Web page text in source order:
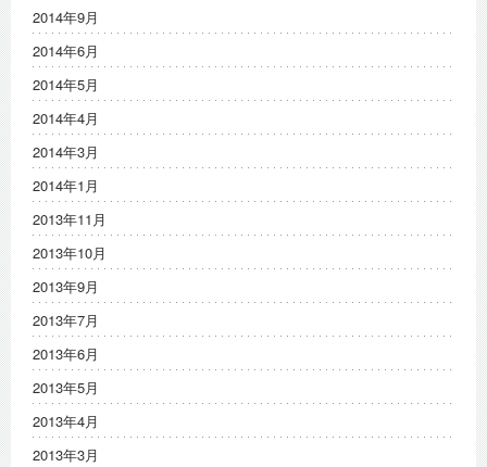
2014年9月
2014年6月
2014年5月
2014年4月
2014年3月
2014年1月
2013年11月
2013年10月
2013年9月
2013年7月
2013年6月
2013年5月
2013年4月
2013年3月